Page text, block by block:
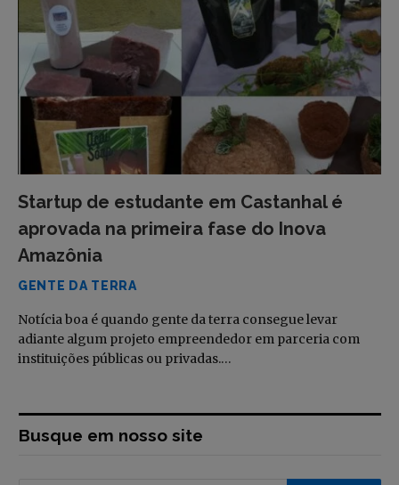
Startup de estudante em Castanhal é
aprovada na primeira fase do Inova
Amazônia
GENTE DA TERRA
Notícia boa é quando gente da terra consegue levar
adiante algum projeto empreendedor em parceria com
instituições públicas ou privadas.…
Busque em nosso site